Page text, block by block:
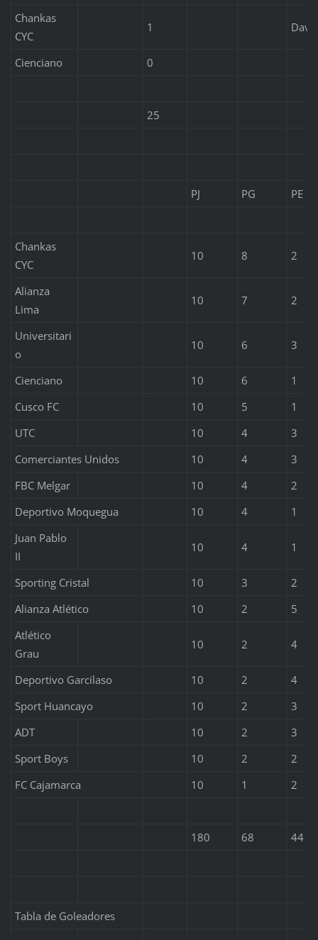
Chankas
CYC
1
Cienciano 0
25
PJ PG PE
Chankas
CYC
10 8 2
Alianza
Lima
10 7 2
Universitari
o
10 6 3
Cienciano 10 6
1
Cusco FC
10 5
1
UTC
10 4
3
Comerciantes Unidos
10 4
3
FBC Melgar
10 4
2
Deportivo Moquegua
10 4
1
Juan Pablo
II
10 4 1
Sporting Cristal 10 3
2
Alianza Atlético
10 2
5
Atlético
Grau
10 2 4
Deportivo Garcilaso 10 2
4
Sport Huancayo
10 2
3
ADT
10 2
3
Sport Boys
10 2
2
FC Cajamarca
10 1 2
180 68 44
Tabla de Goleadores